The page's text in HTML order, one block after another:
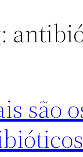
são